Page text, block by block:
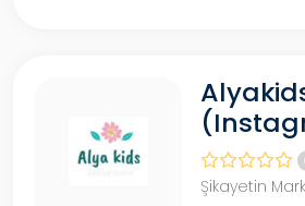
Şikayetin